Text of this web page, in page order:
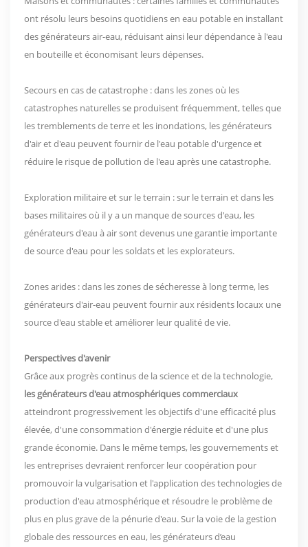
ont résolu leurs besoins quotidiens en eau potable en installant
des générateurs air-eau, réduisant ainsi leur dépendance à l'eau
en bouteille et économisant leurs dépenses.
Secours en cas de catastrophe : dans les zones où les
catastrophes naturelles se produisent fréquemment, telles que
les tremblements de terre et les inondations, les générateurs
d'air et d'eau peuvent fournir de l'eau potable d'urgence et
réduire le risque de pollution de l'eau après une catastrophe.
Exploration militaire et sur le terrain : sur le terrain et dans les
bases militaires où il y a un manque de sources d'eau, les
générateurs d'eau à air sont devenus une garantie importante
de source d'eau pour les soldats et les explorateurs.
Zones arides : dans les zones de sécheresse à long terme, les
générateurs d'air-eau peuvent fournir aux résidents locaux une
source d'eau stable et améliorer leur qualité de vie.
Perspectives d'avenir
Grâce aux progrès continus de la science et de la technologie,
les générateurs d'eau atmosphériques commerciaux
atteindront progressivement les objectifs d'une efficacité plus
élevée, d'une consommation d'énergie réduite et d'une plus
grande économie. Dans le même temps, les gouvernements et
les entreprises devraient renforcer leur coopération pour
promouvoir la vulgarisation et l'application des technologies de
production d'eau atmosphérique et résoudre le problème de
plus en plus grave de la pénurie d'eau. Sur la voie de la gestion
globale des ressources en eau, les générateurs d’eau